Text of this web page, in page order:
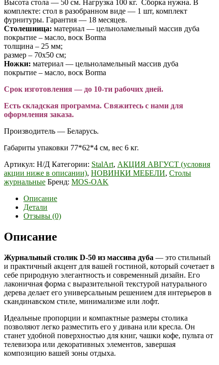
Высота стола — 50 см. Нагрузка 100 кг. Сборка нужна. В
комплекте: стол в разобранном виде — 1 шт, комплект
фурнитуры. Гарантия — 18 месяцев.
Столешница: материал — цельноламельный массив дуба
покрытие – масло, воск Borma
толщина – 25 мм;
размер – 70х50 см;
Ножки: материал — цельноламельный массив дуба
покрытие – масло, воск Borma
Срок изготовления — до 10-ти рабочих дней.
Есть складская программа. Свяжитесь с нами для
оформления заказа.
Производитель — Беларусь.
Габариты упаковки 77*62*4 см, вес 6 кг.
Артикул: Н/Д Категории: StalArt, АКЦИЯ АВГУСТ (условия
акции ниже в описании), НОВИНКИ МЕБЕЛИ, Столы
журнальные Бренд: MOS-OAK
Описание
Детали
Отзывы (0)
Описание
Журнальный столик D-50 из массива дуба — это стильный
и практичный акцент для вашей гостиной, который сочетает в
себе природную элегантность и современный дизайн. Его
лаконичная форма с выразительной текстурой натурального
дерева делает его универсальным решением для интерьеров в
скандинавском стиле, минимализме или лофт.
Идеальные пропорции и компактные размеры столика
позволяют легко разместить его у дивана или кресла. Он
станет удобной поверхностью для книг, чашки кофе, пульта от
телевизора или декоративных элементов, завершая
композицию вашей зоны отдыха.